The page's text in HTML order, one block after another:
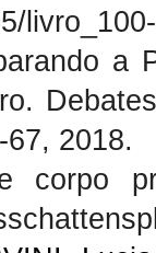
a
2018.
corpo